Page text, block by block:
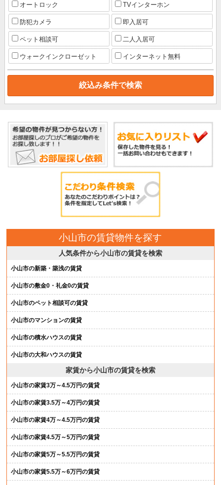
オートロック TVインターホン
防犯カメラ 即入居可
ペット相談可 二人入居可
ウォークインクローゼット インターネット無料
小山市の賃貸物件を探す
人気条件から小山市の賃貸を検索
小山市の新築・築浅の賃貸
小山市の敷金0・礼金0の賃貸
小山市のペット相談可の賃貸
小山市のマンションの賃貸
小山市の積水ハウスの賃貸
小山市の大和ハウスの賃貸
家賃から小山市の賃貸を検索
小山市の家賃3万～4.5万円の賃貸
小山市の家賃3.5万～4万円の賃貸
小山市の家賃4万～4.5万円の賃貸
小山市の家賃4.5万～5万円の賃貸
小山市の家賃5万～5.5万円の賃貸
小山市の家賃5.5万～6万円の賃貸